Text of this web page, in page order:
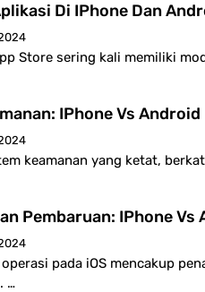
Di IPhone Dan
Store sering kali memiliki
IPhone Vs Android
keamanan yang ketat,
Pembaruan: IPhone Vs
pada iOS mencakup
…